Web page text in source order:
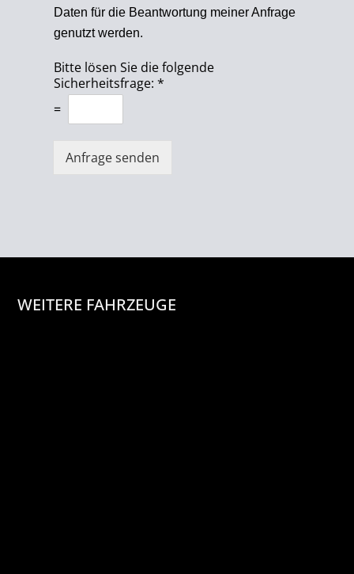
Daten für die Beantwortung meiner Anfrage
genutzt werden.
Bitte lösen Sie die folgende
Sicherheitsfrage:*
=
Anfrage senden
WEITERE FAHRZEUGE